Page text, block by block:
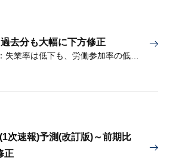
去分も大幅に下方修正
2026年7月米雇用統計：失業率は低下も、労働参加率の低下に懸念
次速報)予測(改訂版)～前期比
正